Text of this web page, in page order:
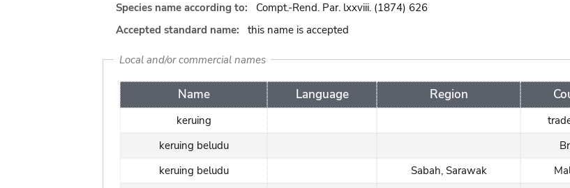
Species name according to:
Compt.-Rend. Par. lxxviii. (1874) 626
Accepted standard name:
this name is accepted
Local and/or commercial names
Name Language Region
keruing
keruing beludu
keruing beludu
Sabah, Sarawak